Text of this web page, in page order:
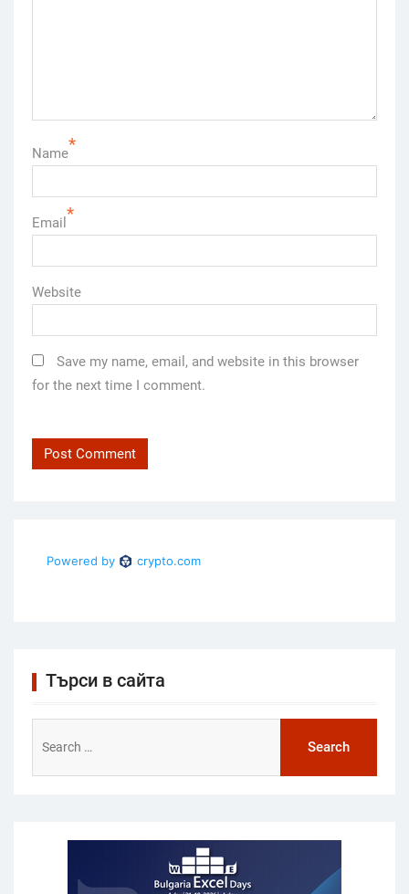
Name*
Email *
Website
Save my name, email, and website in this browser
for the next time I comment.
Търси в сайта
for: